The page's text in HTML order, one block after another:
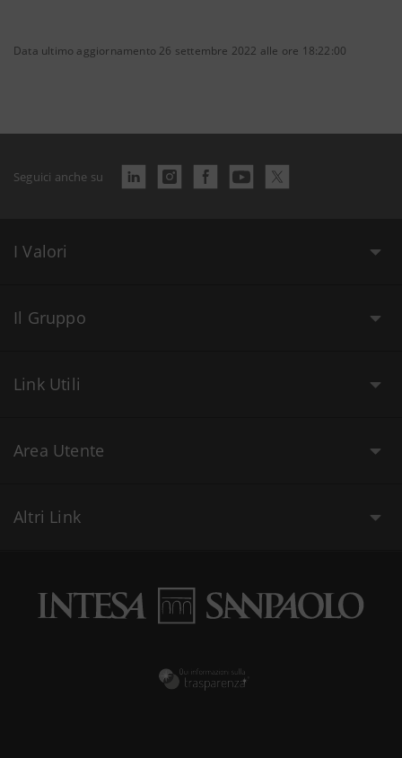
Data ultimo aggiornamento 26 settembre 2022 alle ore 18:22:00
Seguici anche su
I Valori
Il Gruppo
Link Utili
Area Utente
Altri Link